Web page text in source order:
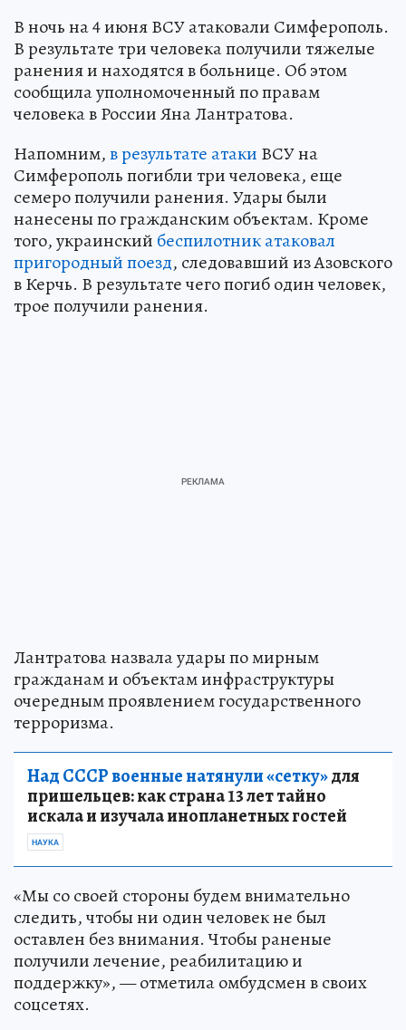
В ночь на 4 июня ВСУ атаковали Симферополь.
В результате три человека получили тяжелые
ранения и находятся в больнице. Об этом
сообщила уполномоченный по правам
человека в России Яна Лантратова.
Напомним,в результате атаки ВСУ на
Симферополь погибли три человека, еще
семеро получили ранения. Удары были
нанесены по гражданским объектам. Кроме
того, украинский беспилотник атаковал
пригородный поезд, следовавший из Азовского
в Керчь. В результате чего погиб один человек,
трое получили ранения.
Лантратова назвала удары по мирным
гражданам и объектам инфраструктуры
очередным проявлением государственного
терроризма.
Над СССР военные натянули «сетку»для
пришельцев: как страна 13 лет тайно
искала и изучала инопланетных гостей
НАУКА
«Мы со своей стороны будем внимательно
следить, чтобы ни один человек не был
оставлен без внимания. Чтобы раненые
получили лечение, реабилитацию и
поддержку», — отметила омбудсмен в своих
соцсетях.